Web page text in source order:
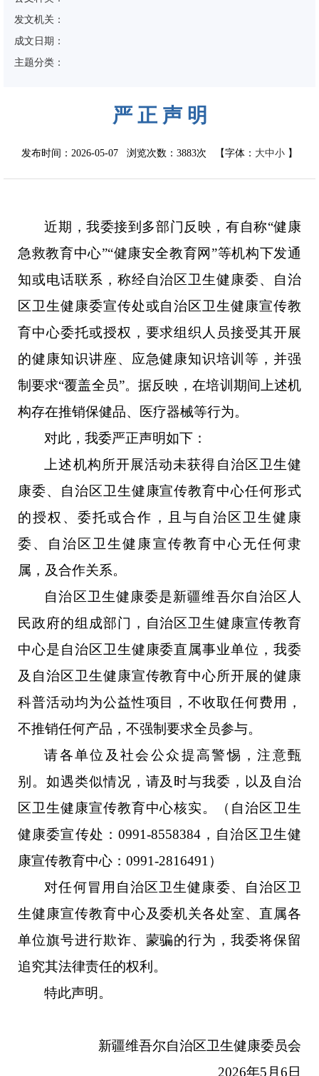
发文机关：
成文日期：
主题分类：
严 正 声 明
发布时间：2026-05-07 浏览次数： 3883次 【字体： 大中小 】
近期，我委接到多部门反映，有自称“健康
急救教育中心”“健康安全教育网”等机构下发通
知或电话联系，称经自治区卫生健康委、自治
区卫生健康委宣传处或自治区卫生健康宣传教
育中心委托或授权，要求组织人员接受其开展
的健康知识讲座、应急健康知识培训等，并强
制要求“覆盖全员”。据反映，在培训期间上述机
构存在推销保健品、医疗器械等行为。
对此，我委严正声明如下：
上述机构所开展活动未获得自治区卫生健
康委、自治区卫生健康宣传教育中心任何形式
的授权、委托或合作，且与自治区卫生健康
委、自治区卫生健康宣传教育中心无任何隶
属，及合作关系。
自治区卫生健康委是新疆维吾尔自治区人
民政府的组成部门，自治区卫生健康宣传教育
中心是自治区卫生健康委直属事业单位，我委
及自治区卫生健康宣传教育中心所开展的健康
科普活动均为公益性项目，不收取任何费用，
不推销任何产品，不强制要求全员参与。
请各单位及社会公众提高警惕，注意甄
别。如遇类似情况，请及时与我委，以及自治
区卫生健康宣传教育中心核实。（自治区卫生
健康委宣传处： 0991-8558384，自治区卫生健
康宣传教育中心：0991-2816491）
对任何冒用自治区卫生健康委、自治区卫
生健康宣传教育中心及委机关各处室、直属各
单位旗号进行欺诈、蒙骗的行为，我委将保留
追究其法律责任的权利。
特此声明。
新疆维吾尔自治区卫生健康委员会
2026年5月6日